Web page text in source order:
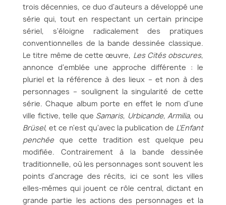
trois décennies, ce duo d'auteurs a développé une
série qui, tout en respectant un certain principe
sériel, s'éloigne radicalement des pratiques
conventionnelles de la bande dessinée classique.
Le titre même de cette œuvre, Les Cités obscures,
annonce d'emblée une approche différente : le
pluriel et la référence à des lieux – et non à des
personnages – soulignent la singularité de cette
série. Chaque album porte en effet le nom d'une
ville fictive, telle que Samaris, Urbicande,Armilia, ou
Brüsel, et ce n'est qu'avec la publication de L’Enfant
penchée que cette tradition est quelque peu
modifiée. Contrairement à la bande dessinée
traditionnelle, où les personnages sont souvent les
points d'ancrage des récits, ici ce sont les villes
elles-mêmes qui jouent ce rôle central, dictant en
grande partie les actions des personnages et la